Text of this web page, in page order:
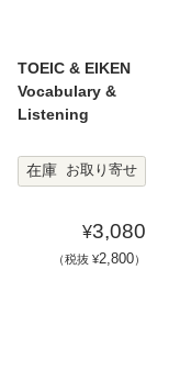
TOEIC & EIKEN
Vocabulary &
Listening
在庫 お取り寄せ
¥3,080
（税抜 ¥2,800）